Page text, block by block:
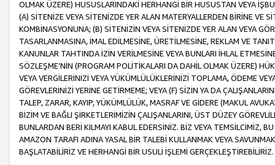
OLMAK ÜZERE) HUSUSLARINDAKİ HERHANGİ BİR HUSUSTAN VEYA
(A) SİTENİZE VEYA SİTENİZDE YER ALAN MATERYALLERDEN BİRİNE VE
KOMBİNASYONUNA; (B) SİTENİZİN VEYA SİTENİZDE YER ALAN VEYA
TASARLANMASINA, İMAL EDİLMESİNE, ÜRETİLMESİNE, REKLAM VE
KANUNLAR TAHTINDA İZİN VERİLMESİNE VEYA BUNLARI İHLAL
SÖZLEŞME’NİN (PROGRAM POLİTİKALARI DA DAHİL OLMAK ÜZERE)
VEYA VERGİLERİNİZİ VEYA YÜKÜMLÜLÜKLERİNİZİ TOPLAMA, ÖDEME
GÖREVLERİNİZİ YERİNE GETİRMEME; VEYA (F) SİZİN YA DA
TALEP, ZARAR, KAYIP, YÜKÜMLÜLÜK, MASRAF VE GİDERE (MAKUL
BİZİM VE BAĞLI ŞİRKETLERİMİZİN ÇALIŞANLARINI, ÜST DÜZEY
BUNLARDAN BERİ KILMAYI KABUL EDERSİNİZ. BİZ VEYA TEMSİLCİMİZ,
AMAZON TARAFI ADINA YASAL BİR TALEBİ KULLANMAK VEYA
BAŞLATABİLİRİZ VE HERHANGİ BİR USULİ İŞLEMİ GERÇEKLEŞTİREBİLİRİZ.